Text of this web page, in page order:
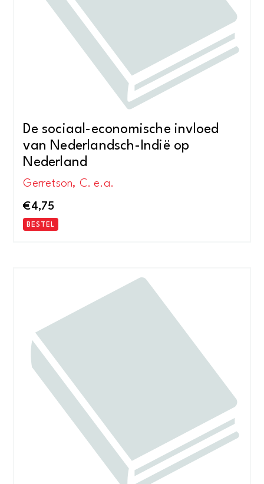
De sociaal-economische invloed
van Nederlandsch-Indië op
Nederland
Gerretson, C. e.a.
€4,75
BESTEL